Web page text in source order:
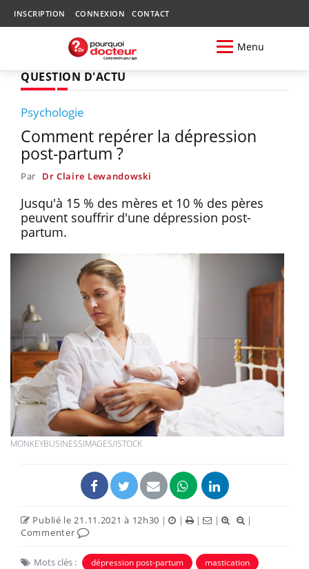
INSCRIPTION CONNEXION CONTACT
Menu
QUESTION D'ACTU
Psychologie
Comment repérer la dépression
post-partum ?
Par Dr Claire Lewandowski
Jusqu'à 15 % des mères et 10 % des pères
peuvent souffrir d'une dépression post-
partum.
MONKEYBUSINESSIMAGES/ISTOCK
Publié le 21.11.2021 à 12h30 | | | |
|
Commenter
Mots clés : dépression post-partum
mastication